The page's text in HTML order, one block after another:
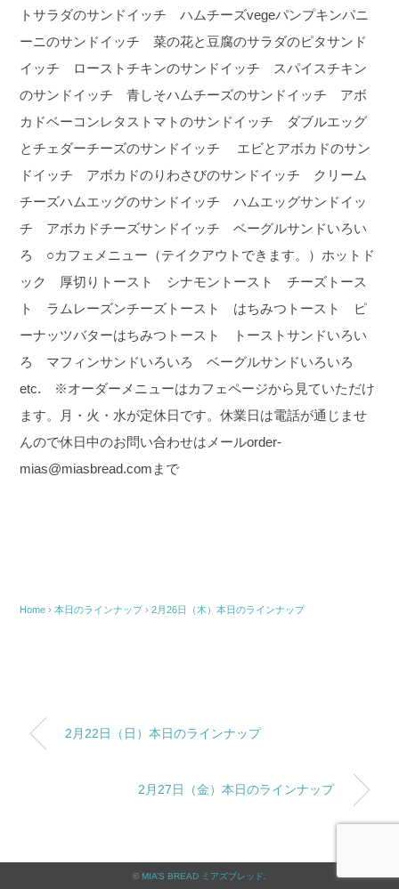
トサラダのサンドイッチ ハムチーズvegeパンプキンパニ
ーニのサンドイッチ 菜の花と豆腐のサラダのピタサンド
イッチ ローストチキンのサンドイッチ スパイスチキン
のサンドイッチ 青しそハムチーズのサンドイッチ アボ
カドベーコンレタストマトのサンドイッチ ダブルエッグ
とチェダーチーズのサンドイッチ エビとアボカドのサン
ドイッチ アボカドのりわさびのサンドイッチ クリーム
チーズハムエッグのサンドイッチ ハムエッグサンドイッ
チ アボカドチーズサンドイッチ ベーグルサンドいろい
ろ ○カフェメニュー（テイクアウトできます。）ホットド
ック 厚切りトースト シナモントースト チーズトース
ト ラムレーズンチーズトースト はちみつトースト ピ
ーナッツバターはちみつトースト トーストサンドいろい
ろ マフィンサンドいろいろ ベーグルサンドいろいろ
etc. ※オーダーメニューはカフェページから見ていただけ
ます。
月・火・水が定休日です。休業日は電話が通じませ
んので休日中のお問い合わせはメールorder-
mias@miasbread.comまで
Home ›本日のラインナップ ›2月26日（木）本日のラインナップ
2月22日（日）本日のラインナップ
2月27日（金）本日のラインナップ
© MIA’S BREAD ミアズブレッド